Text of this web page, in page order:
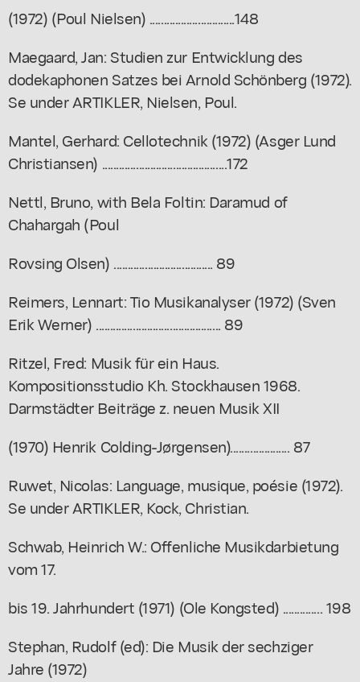
(1972) (Poul Nielsen) ..............................148
Maegaard, Jan: Studien zur Entwicklung des
dodekaphonen Satzes bei Arnold Schönberg (1972).
Se under ARTIKLER, Nielsen, Poul.
Mantel, Gerhard: Cellotechnik (1972) (Asger Lund
Christiansen) ............................................172
Nettl, Bruno, with Bela Foltin: Daramud of
Chahargah (Poul
Rovsing Olsen) ................................... 89
Reimers, Lennart: Tio Musikanalyser (1972) (Sven
Erik Werner) ............................................ 89
Ritzel, Fred: Musik für ein Haus.
Kompositionsstudio Kh. Stockhausen 1968.
Darmstädter Beiträge z. neuen Musik XII
(1970) Henrik Colding-Jørgensen)..................... 87
Ruwet, Nicolas: Language, musique, poésie (1972).
Se under ARTIKLER, Kock, Christian.
Schwab, Heinrich W.: Offenliche Musikdarbietung
vom 17.
bis 19. Jahrhundert (1971) (Ole Kongsted) .............. 198
Stephan, Rudolf (ed): Die Musik der sechziger
Jahre (1972)